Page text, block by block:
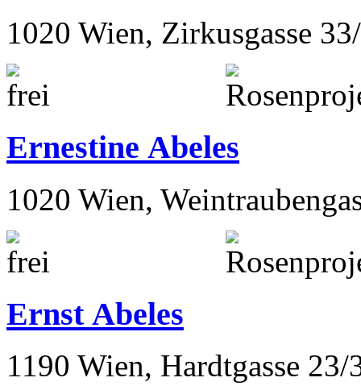
1020 Wien, Zirkusgasse
Ernestine Abeles
1020 Wien,
Ernst Abeles
1190 Wien, Hardtgasse 23/